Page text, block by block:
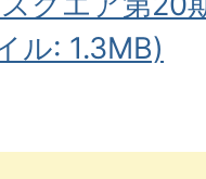
ル: 1.3MB)